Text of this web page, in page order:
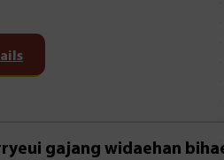
gajang widaehan